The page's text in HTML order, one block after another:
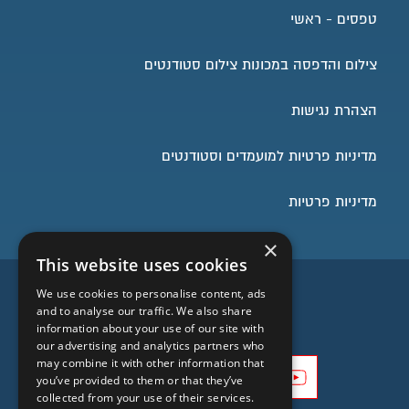
1 . השכלה :
המוכר על ידי מהמחלקה לשקילת תארים מחוץ לארץ
גיאוגרפיה או אדריכלות או הנדסה אזרחית או מדעי החברה
התמחות בתכנון עירוני ואזורי או תכנון ערים.
והטכנאים.
עיר ) תכנית בניין עיר( או בדיקתן במוסד תכנון.
3 . קורסים והכשרות מקצועיות: עדיפות לבוגרי קורס המיועד
לעובדים בוועדות המקומיות ו/או לבודקי תכניות.
. היכרות עם תוכנות תכנון וייצור בעזרת מחשב ו - OFFICE .
. רצוי ידע במערכת המקוונת של משרד הפנים.
טפסים - ראשי
צילום והדפסה במכונות צילום סטודנטים
הצהרת נגישות
מדיניות פרטיות למועמדים וסטודנטים
מדיניות פרטיות
השארו בעניינים
×
This website uses cookies
We use cookies to personalise content, ads
and to analyse our traffic. We also share
information about your use of our site with
our advertising and analytics partners who
may combine it with other information that
you’ve provided to them or that they’ve
collected from your use of their services.